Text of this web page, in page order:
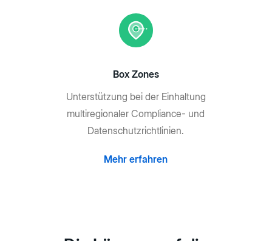
Box Zones
Unterstützung bei der Einhaltung
multiregionaler Compliance- und
Datenschutzrichtlinien.
Mehr erfahren